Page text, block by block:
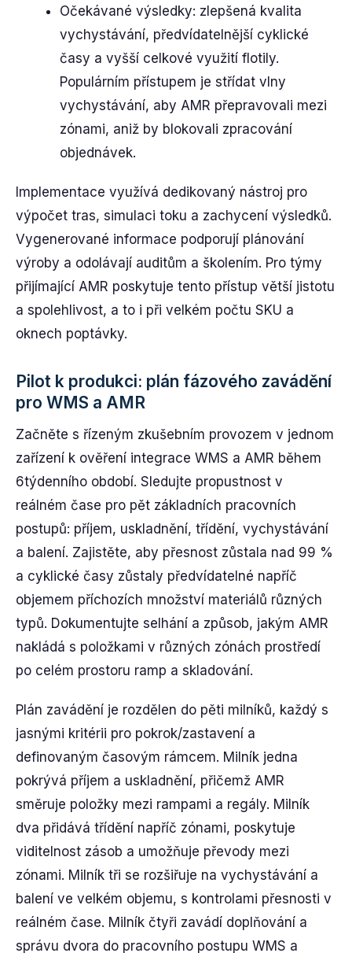
Očekávané výsledky: zlepšená kvalita
vychystávání, předvídatelnější cyklické
časy a vyšší celkové využití flotily.
Populárním přístupem je střídat vlny
vychystávání, aby AMR přepravovali mezi
zónami, aniž by blokovali zpracování
objednávek.
Implementace využívá dedikovaný nástroj pro
výpočet tras, simulaci toku a zachycení výsledků.
Vygenerované informace podporují plánování
výroby a odolávají auditům a školením. Pro týmy
přijímající AMR poskytuje tento přístup větší jistotu
a spolehlivost, a to i při velkém počtu SKU a
oknech poptávky.
Pilot k produkci: plán fázového zavádění
pro WMS a AMR
Začněte s řízeným zkušebním provozem v jednom
zařízení k ověření integrace WMS a AMR během
6týdenního období. Sledujte propustnost v
reálném čase pro pět základních pracovních
postupů: příjem, uskladnění, třídění, vychystávání
a balení. Zajistěte, aby přesnost zůstala nad 99 %
a cyklické časy zůstaly předvídatelné napříč
objemem příchozích množství materiálů různých
typů. Dokumentujte selhání a způsob, jakým AMR
nakládá s položkami v různých zónách prostředí
po celém prostoru ramp a skladování.
Plán zavádění je rozdělen do pěti milníků, každý s
jasnými kritérii pro pokrok/zastavení a
definovaným časovým rámcem. Milník jedna
pokrývá příjem a uskladnění, přičemž AMR
směruje položky mezi rampami a regály. Milník
dva přidává třídění napříč zónami, poskytuje
viditelnost zásob a umožňuje převody mezi
zónami. Milník tři se rozšiřuje na vychystávání a
balení ve velkém objemu, s kontrolami přesnosti v
reálném čase. Milník čtyři zavádí doplňování a
správu dvora do pracovního postupu WMS a